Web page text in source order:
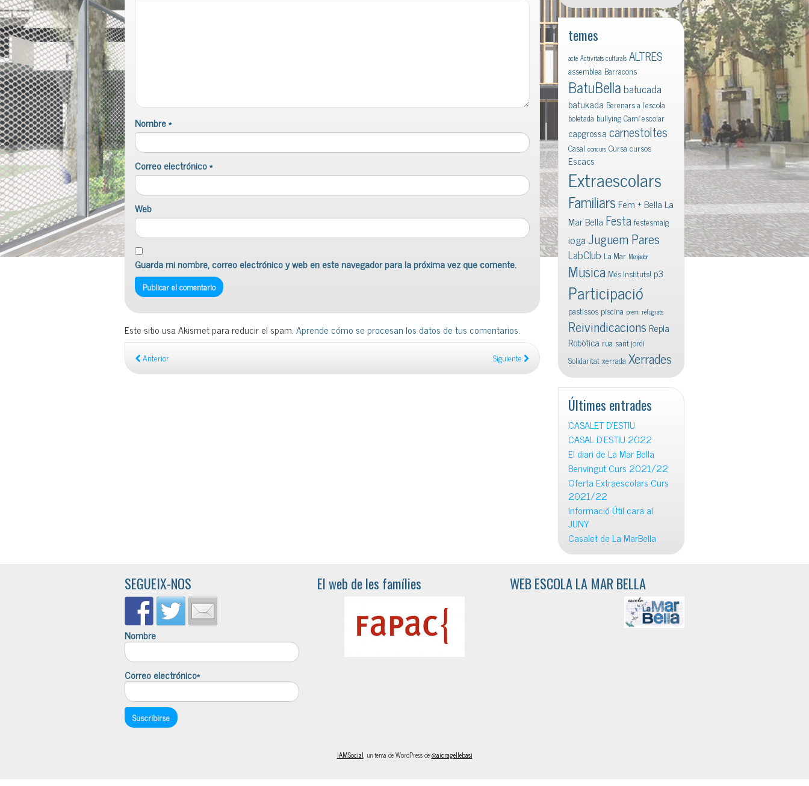
Nombre*
Correo electrónico*
Web
Guarda mi nombre, correo electrónico y web en este navegador para la próxima vez que comente.
Este sitio usa Akismet para reducir el spam.Aprende cómo se procesan los datos de tus comentarios.
Anterior Siguiente
temes
acte Activitats culturals ALTRES
assemblea Barracons
BatuBellabatucada
batukada Berenars a l'escola
boletada bullyingCamí escolar
capgrossacarnestoltes
Casal concurs Cursa cursos
Escacs
Extraescolars
Familiars Fem + Bella La
Mar Bella Festafestesmaig
iogaJuguem Pares
LabClub La Mar Menjador
Musica Més Instituts! p3
Participació
pastissos piscina premi refugiats
Reivindicacions Repla
Robòtica rua sant jordi
Solidaritatxerrada Xerrades
Últimes entrades
CASALET D’ESTIU
CASAL D’ESTIU 2022
El diari de La Mar Bella
Benvingut Curs 2021/22
Oferta Extraescolars Curs
2021/22
Informació Útil cara al
JUNY
Casalet de La MarBella
SEGUEIX-NOS
Nombre
Correo electrónico*
El web de les famílies WEB ESCOLA LA MAR BELLA
IAMSocial, un tema de WordPress de@aicragellebasi